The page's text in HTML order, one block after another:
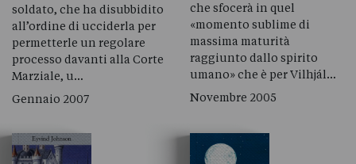
soldato, che ha disubbidito
all’ordine di ucciderla per
permetterle un regolare
processo davanti alla Corte
Marziale, u…
Gennaio 2007
che sfocerà in quel
«momento sublime di
massima maturità
raggiunto dallo spirito
umano» che è per Vilhjál…
Novembre 2005